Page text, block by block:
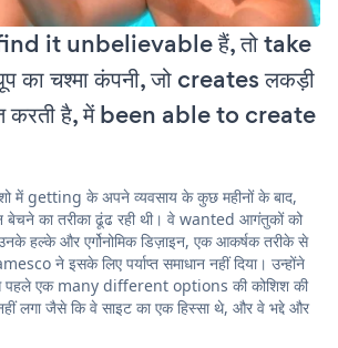
find it unbelievable हैं, तो take
का चश्मा कंपनी, जो creates लकड़ी
करती है, में been able to create
में getting के अपने व्यवसाय के कुछ महीनों के बाद,
का तरीका ढूंढ रही थी। वे wanted आगंतुकों को
हल्के और एर्गोनोमिक डिज़ाइन, एक आकर्षक तरीके से
ने इसके लिए पर्याप्त समाधान नहीं दिया। उन्होंने
पहले एक many different options की कोशिश की
लगा जैसे कि वे साइट का एक हिस्सा थे, और वे भद्दे और